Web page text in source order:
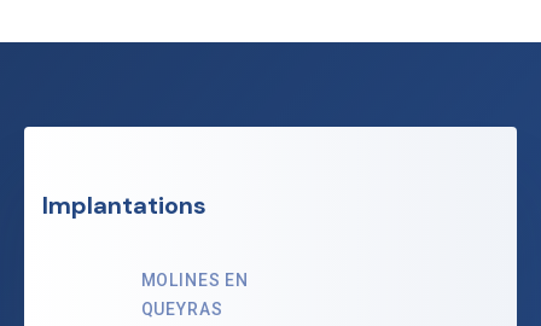
Implantations
MOLINES EN
QUEYRAS